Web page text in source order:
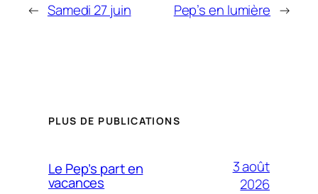
← Samedi 27 juin Pep’s en lumière →
PLUS DE PUBLICATIONS
Le Pep’s part en
vacances
3 août
2026